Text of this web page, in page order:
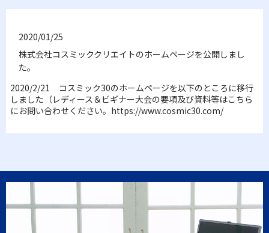
2020/01/25
株式会社コスミッククリエイトのホームページを公開しまし
た。
2020/2/21 コスミック30のホームページを以下のところに移行
しました（レディース＆ビギナー大会の要項及び資料等はこちら
にお問い合わせください。https://www.cosmic30.com/